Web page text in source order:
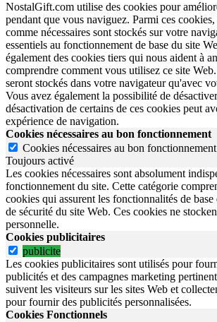
NostalGift.com utilise des cookies pour
pendant que vous naviguez. Parmi ces cookies,
comme nécessaires sont stockés sur votre
essentiels au fonctionnement de base du site
également des cookies tiers qui nous aident à
comprendre comment vous utilisez ce site
seront stockés dans votre navigateur qu'avec
Vous avez également la possibilité de
désactivation de certains de ces cookies peut
expérience de navigation.
Cookies nécessaires au bon fonctionnement
Cookies nécessaires au bon fonctionnement
Toujours activé
Les cookies nécessaires sont absolument
fonctionnement du site. Cette catégorie
cookies qui assurent les fonctionnalités de
de sécurité du site Web. Ces cookies ne
personnelle.
Cookies publicitaires
publicite
Les cookies publicitaires sont utilisés pour
publicités et des campagnes marketing
suivent les visiteurs sur les sites Web et
pour fournir des publicités personnalisées.
Cookies Fonctionnels